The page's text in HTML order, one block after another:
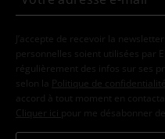
J’accepte de recevoir la
personnelles soient utilisées par
régulièrement des infos sur ses
selon la
Politique de confidentialité
accord à tout moment en
Cliquer ici pour me désabonner